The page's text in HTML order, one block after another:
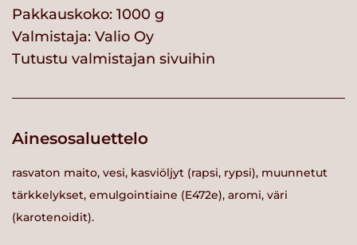
Pakkauskoko: 1000 g
Valmistaja: Valio Oy
Tutustu valmistajan sivuihin
Ainesosaluettelo
rasvaton maito, vesi, kasviöljyt (rapsi, rypsi), muunnetut
tärkkelykset, emulgointiaine (E472e), aromi, väri
(karotenoidit).